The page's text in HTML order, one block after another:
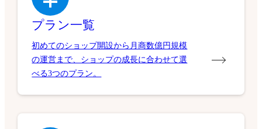
プラン一覧
初めてのショップ開設から月商数億円規模
の運営まで、ショップの成長に合わせて選
べる3つのプラン。